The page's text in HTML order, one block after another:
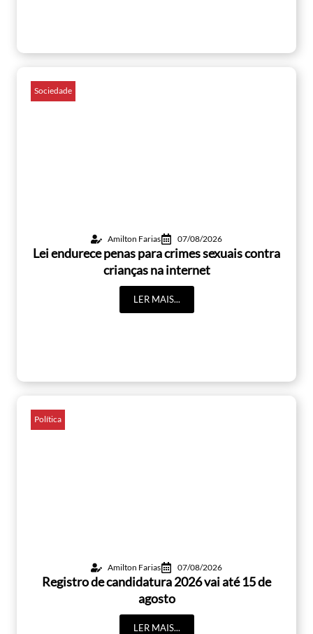
Sociedade
Amilton Farias 07/08/2026
Lei endurece penas para crimes sexuais contra
crianças na internet
LER MAIS...
Política
Amilton Farias 07/08/2026
Registro de candidatura 2026 vai até 15 de
agosto
LER MAIS...